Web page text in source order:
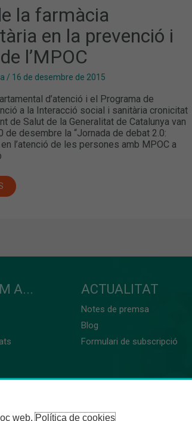
la farmàcia
en la prevenció i
l’MPOC
/ 16 de desembre de 2015
d’atenció i el Programa de
a la Interacció social i sanitària cronicitat
de Salut de la Generalitat de Catalunya van
de desembre la “Jornada de debat 2.0:
l’atenció de les persones amb MPOC a
A... ACTUALITAT
Notes de premsa
Blog
Formulari de subscripció
web.Política de cookies